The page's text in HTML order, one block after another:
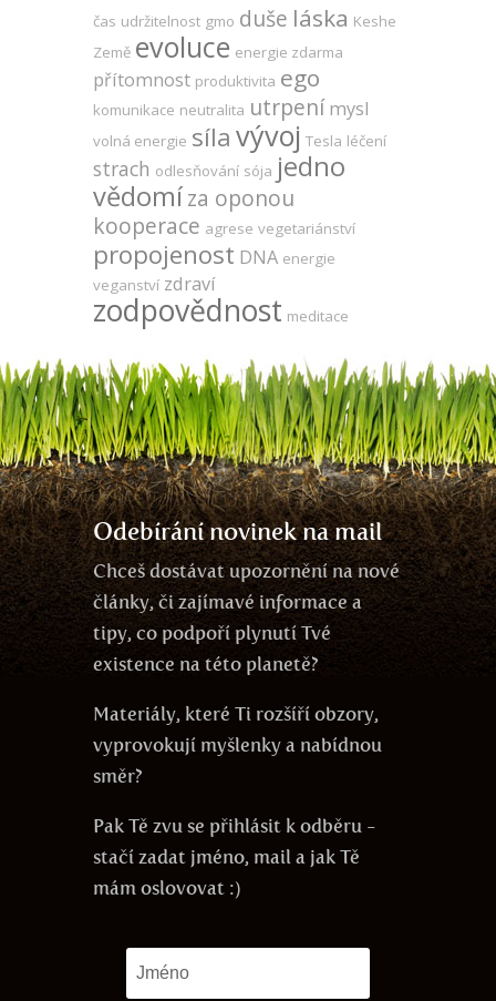
čas udržitelnost gmo duše láska Keshe
Země evoluce energie zdarma
přítomnost produktivita ego
komunikace neutralita utrpení mysl
volná energie sílavývoj Tesla léčení
strach odlesňování sója jedno
vědomíza oponou
kooperace agrese vegetariánství
propojenost DNA energie
veganství zdraví
zodpovědnost meditace
Odebírání novinek na mail
Chceš dostávat upozornění na nové
články, či zajímavé informace a
tipy, co podpoří plynutí Tvé
existence na této planetě?
Materiály, které Ti rozšíří obzory,
vyprovokují myšlenky a nabídnou
směr?
Pak Tě zvu se přihlásit k odběru -
stačí zadat jméno, mail a jak Tě
mám oslovovat :)